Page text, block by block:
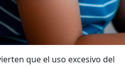
que el uso excesivo del